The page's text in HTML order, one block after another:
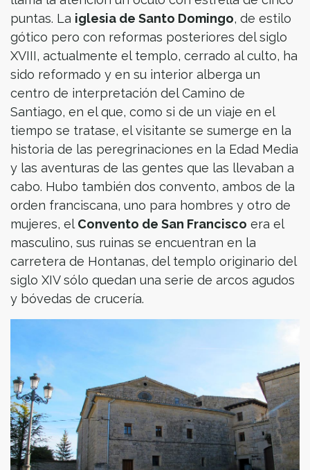
puntas. La iglesia de Santo Domingo, de estilo
gótico pero con reformas posteriores del siglo
XVIII, actualmente el templo, cerrado al culto, ha
sido reformado y en su interior alberga un
centro de interpretación del Camino de
Santiago, en el que, como si de un viaje en el
tiempo se tratase, el visitante se sumerge en la
historia de las peregrinaciones en la Edad Media
y las aventuras de las gentes que las llevaban a
cabo. Hubo también dos convento, ambos de la
orden franciscana, uno para hombres y otro de
mujeres, el Convento de San Francisco era el
masculino, sus ruinas se encuentran en la
carretera de Hontanas, del templo originario del
siglo XIV sólo quedan una serie de arcos agudos
y bóvedas de crucería.